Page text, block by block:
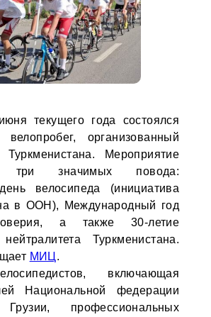
текущего года состоялся
велопробег, организованный
Туркменистана. Мероприятие
три значимых повода:
велосипеда (инициатива
в ООН), Международный год
а также 30-летие
нейтралитета Туркменистана.
МИЦ .
включающая
Национальной федерации
Грузии, профессиональных